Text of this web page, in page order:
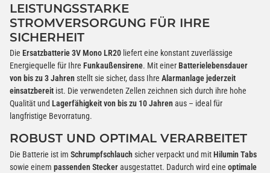
LEISTUNGSSTARKE
STROMVERSORGUNG FÜR IHRE
SICHERHEIT
Die Ersatzbatterie 3V Mono LR20 liefert eine konstant zuverlässige
Energiequelle für Ihre Funkaußensirene. Mit einerBatterielebensdauer
von bis zu 3 Jahrenstellt sie sicher, dass Ihre Alarmanlage jederzeit
einsatzbereit ist. Die verwendeten Zellen zeichnen sich durch ihre hohe
Qualität und Lagerfähigkeit von bis zu 10 Jahrenaus – ideal für
langfristige Bevorratung.
ROBUST UND OPTIMAL VERARBEITET
Die Batterie ist im Schrumpfschlauchsicher verpackt und mitHilumin Tabs
sowie einem passenden Steckerausgestattet. Dadurch wird eine optimale